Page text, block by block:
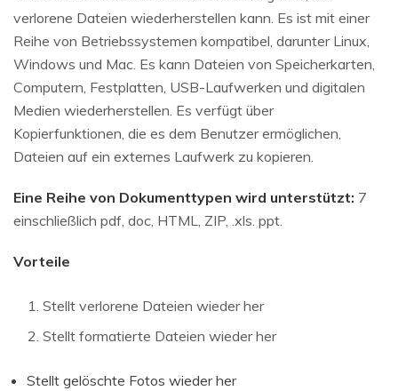
verlorene Dateien wiederherstellen kann. Es ist mit einer
Reihe von Betriebssystemen kompatibel, darunter Linux,
Windows und Mac. Es kann Dateien von Speicherkarten,
Computern, Festplatten, USB-Laufwerken und digitalen
Medien wiederherstellen. Es verfügt über
Kopierfunktionen, die es dem Benutzer ermöglichen,
Dateien auf ein externes Laufwerk zu kopieren.
Eine Reihe von Dokumenttypen wird unterstützt: 7
einschließlich pdf, doc, HTML, ZIP, .xls. ppt.
Vorteile
Stellt verlorene Dateien wieder her
Stellt formatierte Dateien wieder her
Stellt gelöschte Fotos wieder her